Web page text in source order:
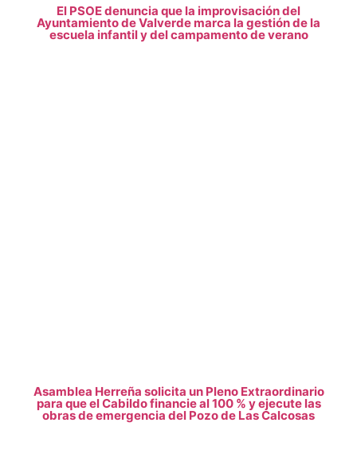
El PSOE denuncia que la improvisación del
Ayuntamiento de Valverde marca la gestión de la
escuela infantil y del campamento de verano
Asamblea Herreña solicita un Pleno Extraordinario
para que el Cabildo financie al 100 % y ejecute las
obras de emergencia del Pozo de Las Calcosas